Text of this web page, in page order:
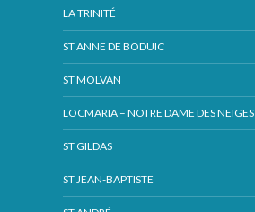
LA TRINITÉ
ST ANNE DE BODUIC
ST MOLVAN
LOCMARIA – NOTRE DAME DES NEIGES
ST GILDAS
ST JEAN-BAPTISTE